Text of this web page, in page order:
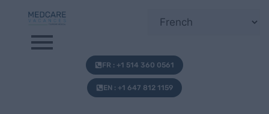
FR : +1 514 360 0561
EN : +1 647 812 1159